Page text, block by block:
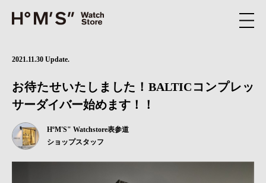
2021.11.30 Update.
お待たせいたしました！BALTICコンプレッ
サーダイバー始めます！！
HºM'S" Watchstore表参道
ショップスタッフ